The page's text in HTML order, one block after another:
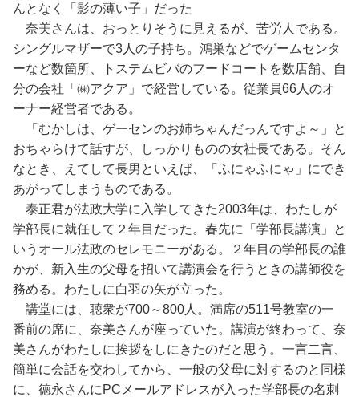
んとなく「影の薄い子」だった
奈美さんは、おっとりそうに見えるが、苦労人である。
シングルマザーで3人の子持ち。鴻巣などでゲームセンタ
ーなど数箇所、トステムビバのフードコートを数店舗、自
分の会社「㈱アクア」で経営している。従業員66人のオ
ーナー経営者である。
「むかしは、ゲーセンのお姉ちゃんだっんですよ～」と
おちゃらけて話すが、しっかりものの女社長である。そん
なとき、えてして長男といえば、「ふにゃふにゃ」にでき
あがってしまうものである。
泰正君が法政大学に入学してきた2003年は、わたしが
学部長に就任して２年目だった。春先に「学部長講演」と
いうオール法政のセレモニーがある。２年目の学部長の誰
かが、新入生の父母を招いて講演会を行うときの講師役を
務める。わたしに白羽の矢が立った。
講堂には、聴衆が700～800人。満席の511号教室の一
番前の席に、奈美さんが座っていた。講演が終わって、奈
美さんがわたしに挨拶をしにきたのだと思う。一言二言、
簡単に会話を交わしてから、一般の父母に対するのと同様
に、徳永さんにPCメールアドレスが入った学部長の名刺